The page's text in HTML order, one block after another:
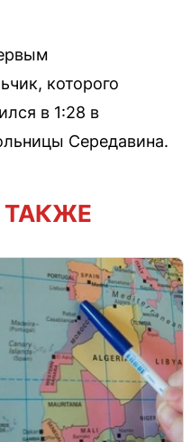
которого
в 1:28 в
Середавина.
ТАКЖЕ